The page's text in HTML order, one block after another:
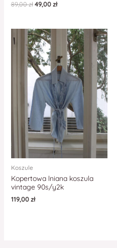
89,00zł 49,00zł
Koszule
Kopertowa lniana koszula
vintage 90s/y2k
119,00zł